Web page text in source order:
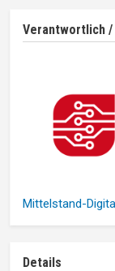
Verantwortlich /
Mittelstand-
Details